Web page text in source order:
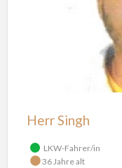
Herr Singh
LKW-Fahrer/in
36 Jahre alt